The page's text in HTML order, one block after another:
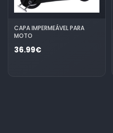
CAPA IMPERMEÁVEL PARA
MOTO
36.99€